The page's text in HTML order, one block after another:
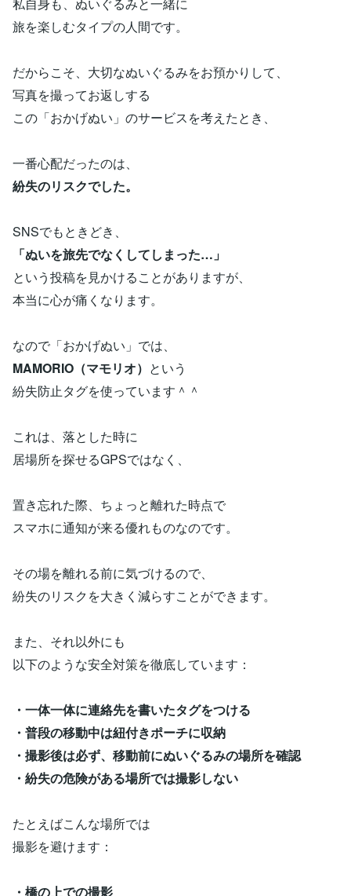
旅を楽しむタイプの人間です。
だからこそ、大切なぬいぐるみをお預かりして、
写真を撮ってお返しする
この「おかげぬい」のサービスを考えたとき、
一番心配だったのは、
紛失のリスクでした。
SNSでもときどき、
「ぬいを旅先でなくしてしまった…」
という投稿を見かけることがありますが、
本当に心が痛くなります。
なので「おかげぬい」では、
MAMORIO（マモリオ） という
紛失防止タグを使っています＾＾
これは、落とした時に
居場所を探せるGPSではなく、
置き忘れた際、ちょっと離れた時点で
スマホに通知が来る優れものなのです。
その場を離れる前に気づけるので、
紛失のリスクを大きく減らすことができます。
また、それ以外にも
以下のような安全対策を徹底しています：
・一体一体に連絡先を書いたタグをつける
・普段の移動中は紐付きポーチに収納
・撮影後は必ず、移動前にぬいぐるみの場所を確認
・紛失の危険がある場所では撮影しない
たとえばこんな場所では
撮影を避けます：
・橋の上での撮影